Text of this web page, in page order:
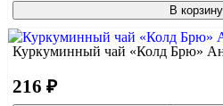
В корзину
Куркуминный чай «Колд Брю»
216 ₽